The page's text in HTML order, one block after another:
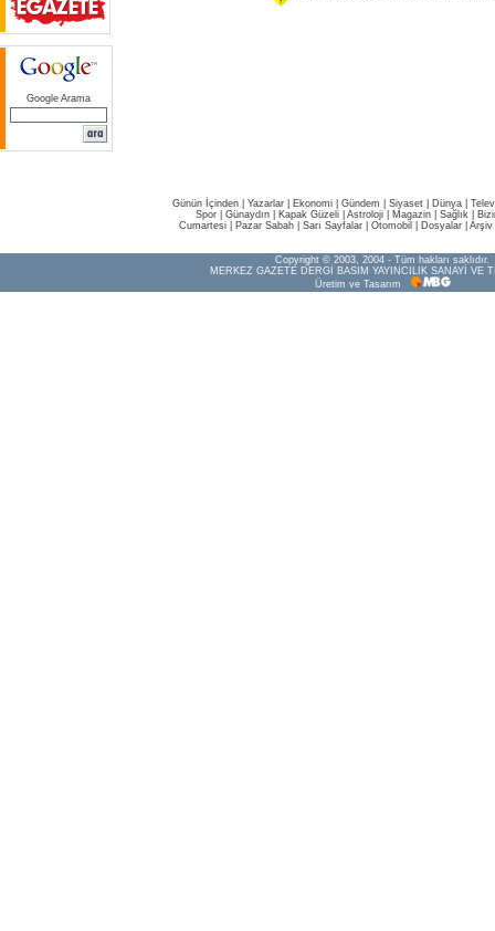
Google Arama
Günün İçinden Yazarlar Ekonomi Gündem Siyaset Dünya |
Spor
Günaydın Kapak Güzeli Astroloji Magazin Sağlık
Cumartesi
Pazar Sabah Sarı Sayfalar Otomobil Dosyalar Arşiv
Copyright © 2003, 2004 - Tüm hakları saklıdır.
MERKEZ GAZETE DERGİ BASIM YAYINCILIK SANAYİ VE
Üretim ve Tasarım